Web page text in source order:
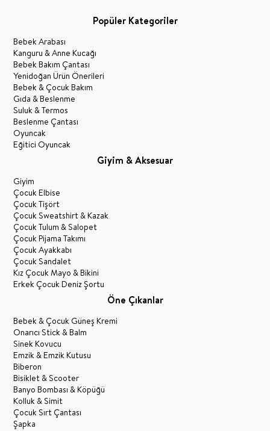
Popüler Kategoriler
Bebek Arabası
Kanguru & Anne Kucağı
Bebek Bakım Çantası
Yenidoğan Ürün Önerileri
Bebek & Çocuk Bakım
Gıda & Beslenme
Suluk & Termos
Beslenme Çantası
Oyuncak
Eğitici Oyuncak
Giyim & Aksesuar
Giyim
Çocuk Elbise
Çocuk Tişört
Çocuk Sweatshirt & Kazak
Çocuk Tulum & Salopet
Çocuk Pijama Takımı
Çocuk Ayakkabı
Çocuk Sandalet
Kız Çocuk Mayo & Bikini
Erkek Çocuk Deniz Şortu
Öne Çıkanlar
Bebek & Çocuk Güneş Kremi
Onarıcı Stick & Balm
Sinek Kovucu
Emzik & Emzik Kutusu
Biberon
Bisiklet & Scooter
Banyo Bombası & Köpüğü
Kolluk & Simit
Çocuk Sırt Çantası
Şapka